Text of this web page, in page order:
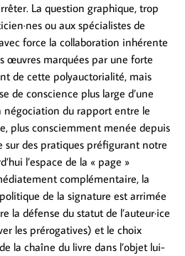
La question graphique, trop
ou aux spécialistes de
force la collaboration inhérente
œuvres marquées par une forte
de cette polyauctorialité, mais
de conscience plus large d’une
du rapport entre le
plus consciemment menée depuis
sur des pratiques préfigurant notre
l’espace de la « page »
complémentaire, la
de la signature est arrimée
la défense du statut de l’auteur·ice
les prérogatives) et le choix
la chaîne du livre dans l’objet lui-